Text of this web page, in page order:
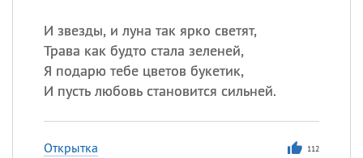
И звезды, и луна так ярко светят,
Трава как будто стала зеленей,
Я подарю тебе цветов букетик,
И пусть любовь становится сильней.
Открытка 112